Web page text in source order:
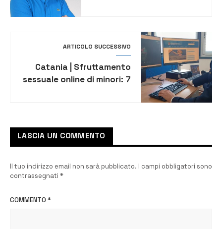
ARTICOLO SUCCESSIVO
Catania | Sfruttamento
sessuale online di minori: 7
LASCIA UN COMMENTO
Il tuo indirizzo email non sarà pubblicato. I campi obbligatori sono
contrassegnati *
COMMENTO *